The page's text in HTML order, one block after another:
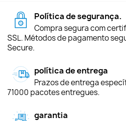
Política de segurança.
Compra segura com
SSL. Métodos de pagamento
Secure.
política de entrega
Prazos de entrega
71000 pacotes entregues.
garantia